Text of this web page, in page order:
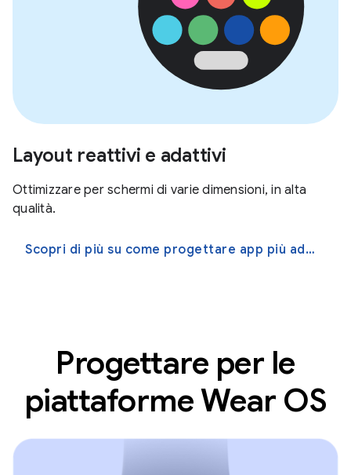
Layout reattivi e adattivi
Ottimizzare per schermi di varie dimensioni, in alta
qualità.
Scopri di più su come progettare app più adattive
Progettare per le
piattaforme Wear OS